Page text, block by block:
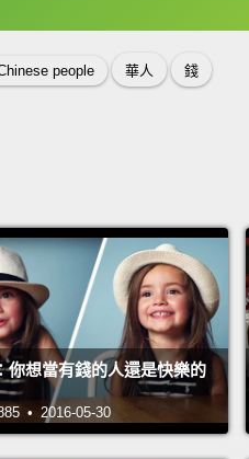
people 華人 錢
你想當有錢的人還是快樂的
• 2016-05-30